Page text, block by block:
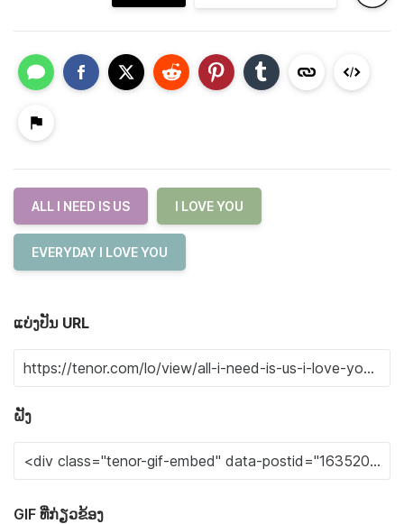
ALL I NEED IS US I LOVE YOU
EVERYDAY I LOVE YOU
ແບ່ງປັນ URL
ຝັງ
GIF ທີ່ກ່ຽວຂ້ອງ